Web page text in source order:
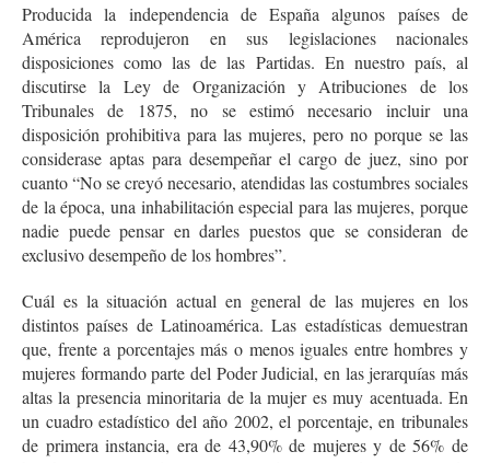
Producida la independencia de España algunos países de
América reprodujeron en sus legislaciones nacionales
disposiciones como las de las Partidas. En nuestro país, al
discutirse la Ley de Organización y Atribuciones de los
Tribunales de 1875, no se estimó necesario incluir una
disposición prohibitiva para las mujeres, pero no porque se las
considerase aptas para desempeñar el cargo de juez, sino por
cuanto “No se creyó necesario, atendidas las costumbres sociales
de la época, una inhabilitación especial para las mujeres, porque
nadie puede pensar en darles puestos que se consideran de
exclusivo desempeño de los hombres”.
Cuál es la situación actual en general de las mujeres en los
distintos países de Latinoamérica. Las estadísticas demuestran
que, frente a porcentajes más o menos iguales entre hombres y
mujeres formando parte del Poder Judicial, en las jerarquías más
altas la presencia minoritaria de la mujer es muy acentuada. En
un cuadro estadístico del año 2002, el porcentaje, en tribunales
de primera instancia, era de 43,90% de mujeres y de 56% de